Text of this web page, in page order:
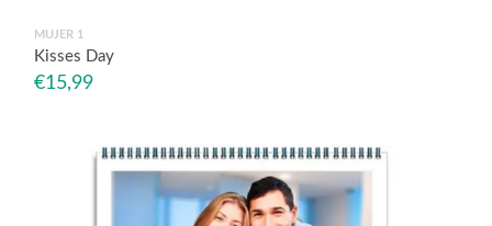
MUJER 1
Kisses Day
€15,99